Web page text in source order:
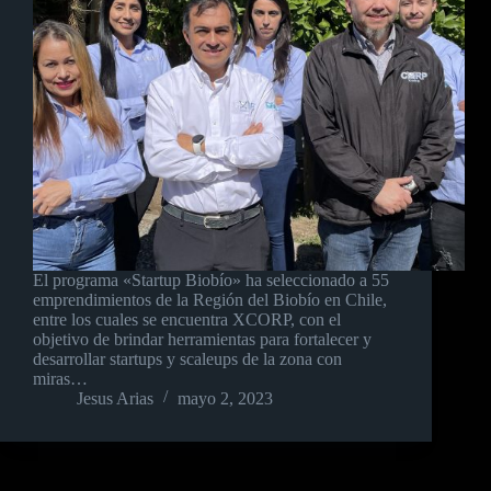
El programa «Startup Biobío» ha seleccionado a 55
emprendimientos de la Región del Biobío en Chile,
entre los cuales se encuentra XCORP, con el
objetivo de brindar herramientas para fortalecer y
desarrollar startups y scaleups de la zona con
miras…
Jesus Arias
mayo 2, 2023